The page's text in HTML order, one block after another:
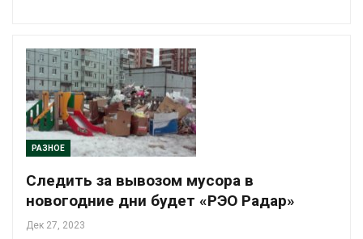
РАЗНОЕ
Следить за вывозом мусора в
новогодние дни будет «РЭО Радар»
Дек 27, 2023